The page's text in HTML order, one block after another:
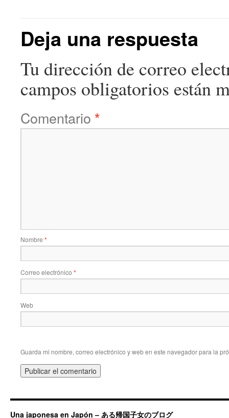
Deja una respuesta
Tu dirección de correo
campos obligatorios están
Comentario *
Nombre *
Correo electrónico *
Web
Guarda mi nombre, correo electrónico y web en este navegador para la
Una japonesa en Japón – ある帰国子女のブログ